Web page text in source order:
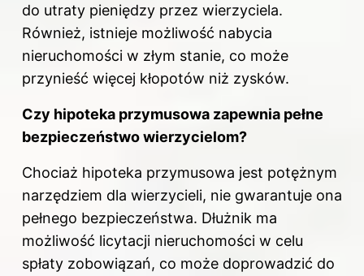
do utraty pieniędzy przez wierzyciela.
Również, istnieje możliwość nabycia
nieruchomości w złym stanie, co może
przynieść więcej kłopotów niż zysków.
Czy hipoteka przymusowa zapewnia pełne
bezpieczeństwo wierzycielom?
Chociaż hipoteka przymusowa jest potężnym
narzędziem dla wierzycieli, nie gwarantuje ona
pełnego bezpieczeństwa. Dłużnik ma
możliwość licytacji nieruchomości w celu
spłaty zobowiązań, co może doprowadzić do